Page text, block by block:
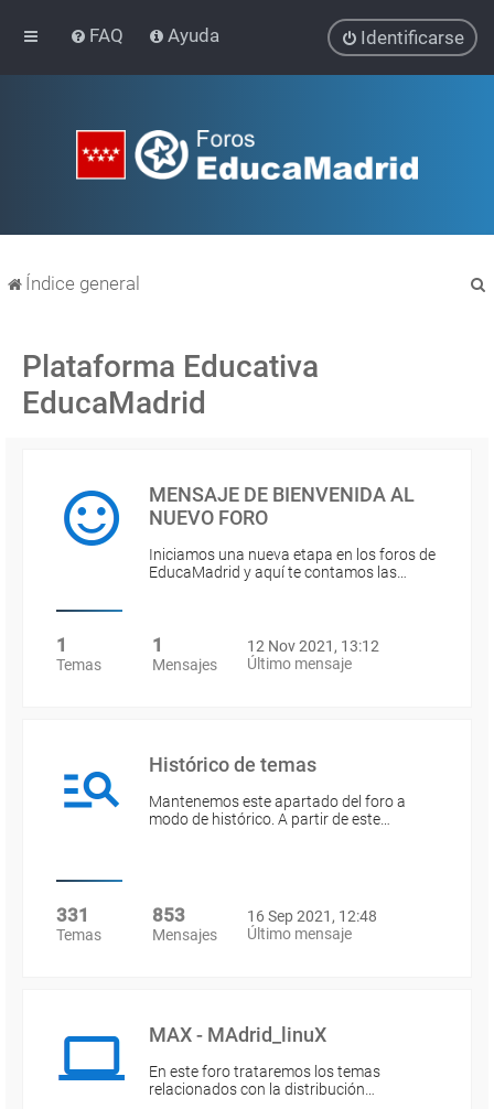
FAQ Ayuda Identificarse
Índice general
Plataforma Educativa
EducaMadrid
MENSAJE DE BIENVENIDA AL
NUEVO FORO
Iniciamos una nueva etapa en los foros de
EducaMadrid y aquí te contamos las…
1
Temas
1
Mensajes
12 Nov 2021, 13:12
Último mensaje
Histórico de temas
Mantenemos este apartado del foro a
modo de histórico. A partir de este…
331
Temas
853
Mensajes
16 Sep 2021, 12:48
Último mensaje
MAX - MAdrid_linuX
En este foro trataremos los temas
relacionados con la distribución…